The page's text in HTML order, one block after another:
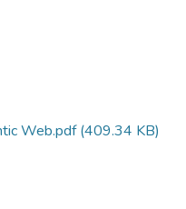
Web.pdf(409.34 KB)